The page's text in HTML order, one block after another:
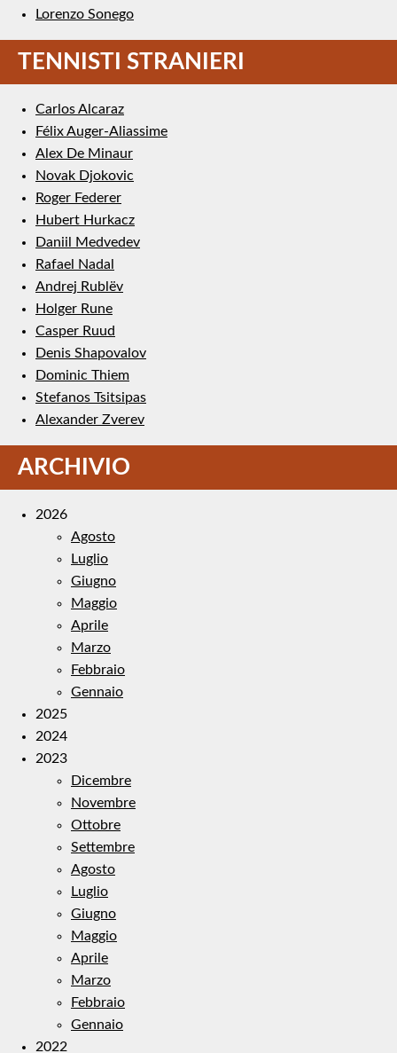
Lorenzo Sonego
TENNISTI STRANIERI
Carlos Alcaraz
Félix Auger-Aliassime
Alex De Minaur
Novak Djokovic
Roger Federer
Hubert Hurkacz
Daniil Medvedev
Rafael Nadal
Andrej Rublëv
Holger Rune
Casper Ruud
Denis Shapovalov
Dominic Thiem
Stefanos Tsitsipas
Alexander Zverev
ARCHIVIO
2026
Agosto
Luglio
Giugno
Maggio
Aprile
Marzo
Febbraio
Gennaio
2025
2024
2023
Dicembre
Novembre
Ottobre
Settembre
Agosto
Luglio
Giugno
Maggio
Aprile
Marzo
Febbraio
Gennaio
2022